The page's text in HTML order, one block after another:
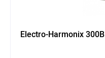
Electro-Harmonix 300B